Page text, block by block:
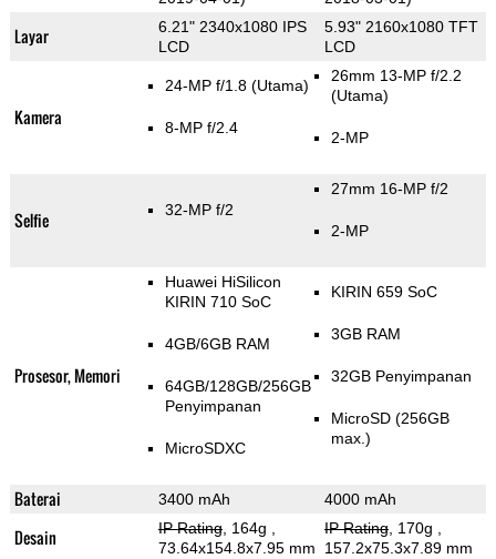
Layar
6.21" 2340x1080 IPS
LCD
5.93" 2160x1080 TFT
LCD
Kamera
24-MP f/1.8 (Utama)
8-MP f/2.4
26mm 13-MP f/2.2
(Utama)
2-MP
Selfie 32-MP f/2
27mm 16-MP f/2
2-MP
Prosesor, Memori
Huawei HiSilicon
KIRIN 710 SoC
4GB/6GB RAM
64GB/128GB/256GB
Penyimpanan
MicroSDXC
KIRIN 659 SoC
3GB RAM
32GB Penyimpanan
MicroSD (256GB
max.)
Baterai 3400 mAh 4000 mAh
Desain IP Rating, 164g
73.64x154.8x7.95 mm
IP Rating, 170g
157.2x75.3x7.89 mm